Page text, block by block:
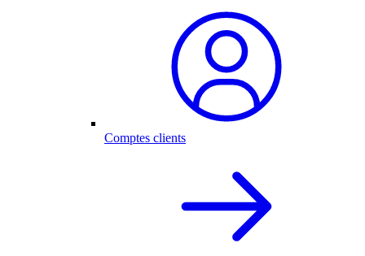
Comptes clients